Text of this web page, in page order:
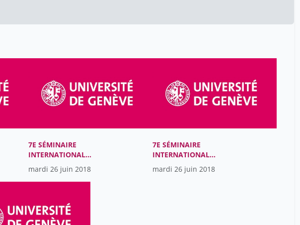
7E SÉMINAIRE
INTERNATIONAL
VYGOTSKI
mardi 26 juin 2018
7E SÉMINAIRE
INTERNATIONAL
VYGOTSKI
mardi 26 juin 2018